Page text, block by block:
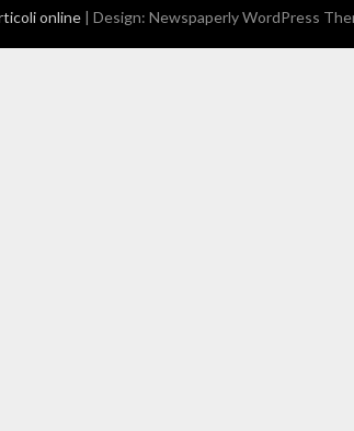
online | Design: Newspaperly WordPress